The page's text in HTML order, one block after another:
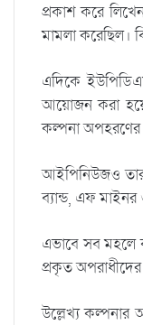
প্রকাশ করে
মামলা করেছিল।
এদিকে
আয়োজন করা
কল্পনা অপহরণের
আইপিনিউজও তার
ব্যান্ড, এফ
এভাবে সব মহলে
প্রকৃত
উল্লেখ্য কল্পনার